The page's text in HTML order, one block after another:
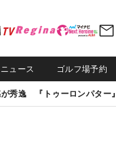
ュース ゴルフ場予約
秀逸 『トゥーロンパター』